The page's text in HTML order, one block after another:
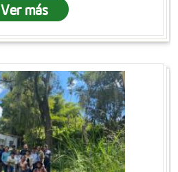
Ver más